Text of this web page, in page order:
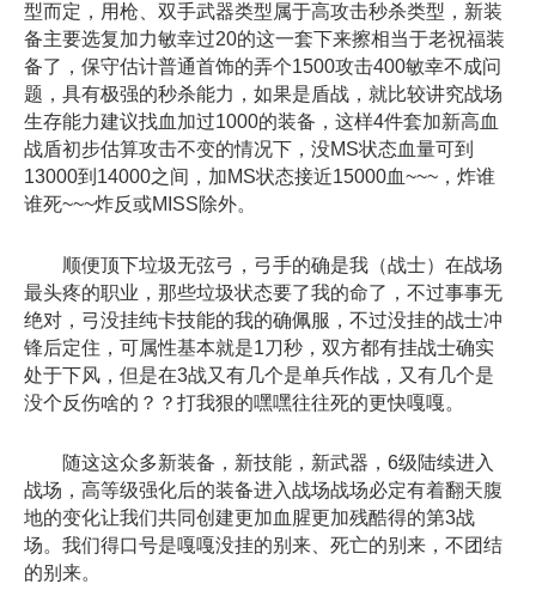
型而定，用枪、双手武器类型属于高攻击秒杀类型，新装
备主要选复加力敏幸过20的这一套下来擦相当于老祝福装
备了，保守估计普通首饰的弄个1500攻击400敏幸不成问
题，具有极强的秒杀能力，如果是盾战，就比较讲究战场
生存能力建议找血加过1000的装备，这样4件套加新高血
战盾初步估算攻击不变的情况下，没MS状态血量可到
13000到14000之间，加MS状态接近15000血~~~，炸谁
谁死~~~炸反或MISS除外。
顺便顶下垃圾无弦弓，弓手的确是我（战士）在战场
最头疼的职业，那些垃圾状态要了我的命了，不过事事无
绝对，弓没挂纯卡技能的我的确佩服，不过没挂的战士冲
锋后定住，可属性基本就是1刀秒，双方都有挂战士确实
处于下风，但是在3战又有几个是单兵作战，又有几个是
没个反伤啥的？？打我狠的嘿嘿往往死的更快嘎嘎。
随这这众多新装备，新技能，新武器，6级陆续进入
战场，高等级强化后的装备进入战场战场必定有着翻天腹
地的变化让我们共同创建更加血腥更加残酷得的第3战
场。我们得口号是嘎嘎没挂的别来、死亡的别来，不团结
的别来。